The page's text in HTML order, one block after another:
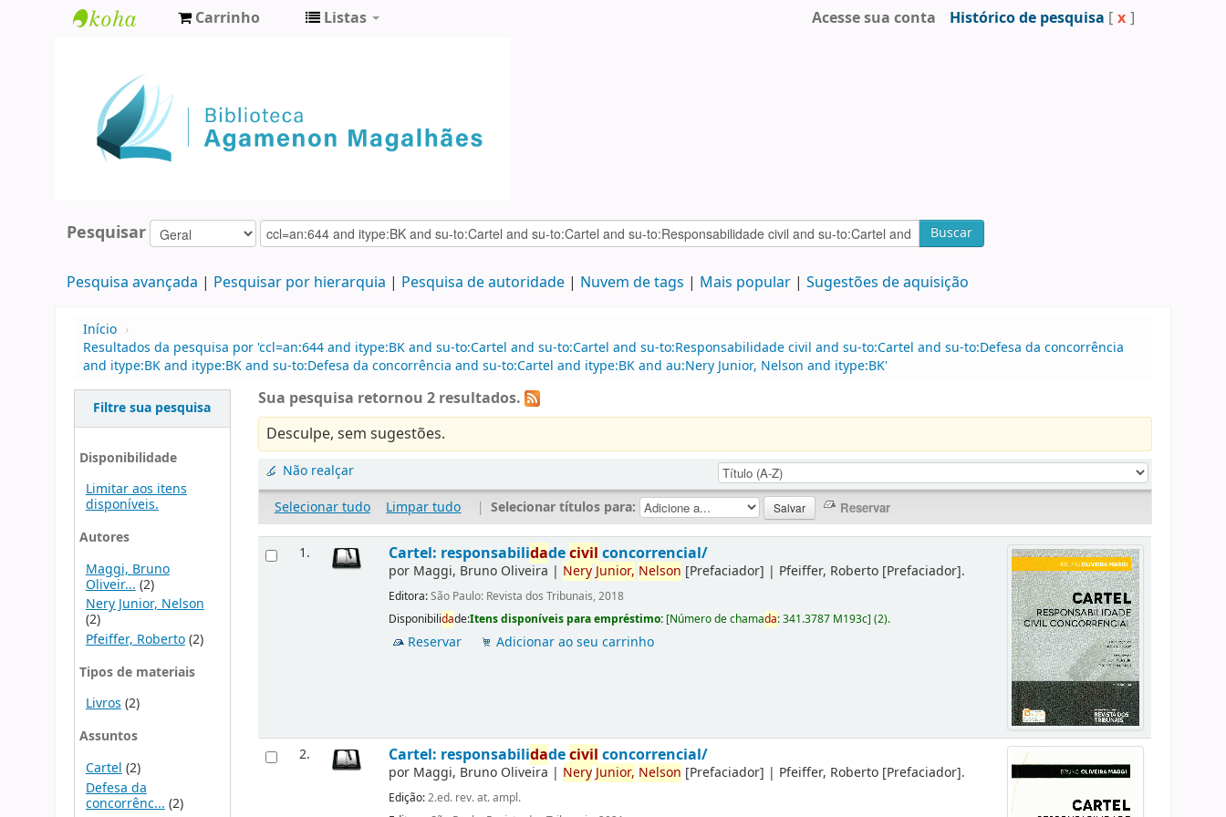
Agamenon
Magalhães
Carrinho Listas Acesse sua conta Histórico de pesquisa [ x ]
Pesquisar Buscar
Pesquisa avançada Pesquisar por hierarquia Pesquisa de autoridade Nuvem de tags Mais popular Sugestões de aquisição
Início ›
Resultados da pesquisa por 'ccl=an:644 and itype:BK and su-to:Cartel and su-to:Cartel and su-to:Responsabilidade civil and su-to:Cartel and su-to:Defesa da concorrência
and itype:BK and itype:BK and su-to:Defesa da concorrência and su-to:Cartel and itype:BK and au:Nery Junior, Nelson and itype:BK'
Filtre sua pesquisa
Disponibilidade
Limitar aos itens
disponíveis.
Autores
Maggi, Bruno
Oliveir... (2)
Nery Junior, Nelson
(2)
Pfeiffer, Roberto(2)
Tipos de materiais
Livros(2)
Assuntos
Cartel (2)
Defesa da
concorrênc... (2)
Sua pesquisa retornou 2 resultados.
Desculpe, sem sugestões.
Não realçar
Selecionar tudo
Limpar tudo | Selecionar títulos para:
1. Cartel: responsabilidadecivil concorrencial/
por Maggi, Bruno Oliveira | NeryJunior, Nelson [Prefaciador] | Pfeiffer, Roberto [Prefaciador].
Editora:São Paulo: Revista dos Tribunais, 2018
Disponibilidade:Itens disponíveis para empréstimo: [Número de chamada:341.3787 M193c](2).
Reservar Adicionar ao seu carrinho
2. Cartel: responsabilidadecivil concorrencial/
por Maggi, Bruno Oliveira | NeryJunior, Nelson [Prefaciador] | Pfeiffer, Roberto [Prefaciador].
Edição:2.ed. rev. at. ampl.